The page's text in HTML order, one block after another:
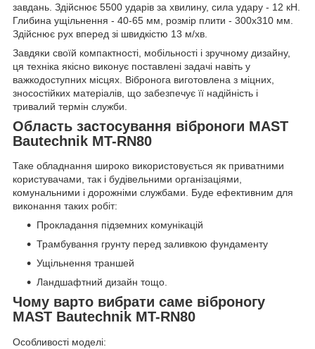
завдань. Здійснює 5500 ударів за хвилину, сила удару - 12 кН.
Глибина ущільнення - 40-65 мм, розмір плити - 300х310 мм.
Здійснює рух вперед зі швидкістю 13 м/хв.
Завдяки своїй компактності, мобільності і зручному дизайну,
ця техніка якісно виконує поставлені задачі навіть у
важкодоступних місцях. Вібронога виготовлена з міцних,
зносостійких матеріалів, що забезпечує її надійність і
тривалий термін служби.
Область застосування віброноги MAST
Bautechnik MT-RN80
Таке обладнання широко використовується як приватними
користувачами, так і будівельними організаціями,
комунальними і дорожніми службами. Буде ефективним для
виконання таких робіт:
Прокладання підземних комунікацій
Трамбування грунту перед заливкою фундаменту
Ущільнення траншей
Ландшафтний дизайн тощо.
Чому варто вибрати саме віброногу
MAST Bautechnik MT-RN80
Особливості моделі: